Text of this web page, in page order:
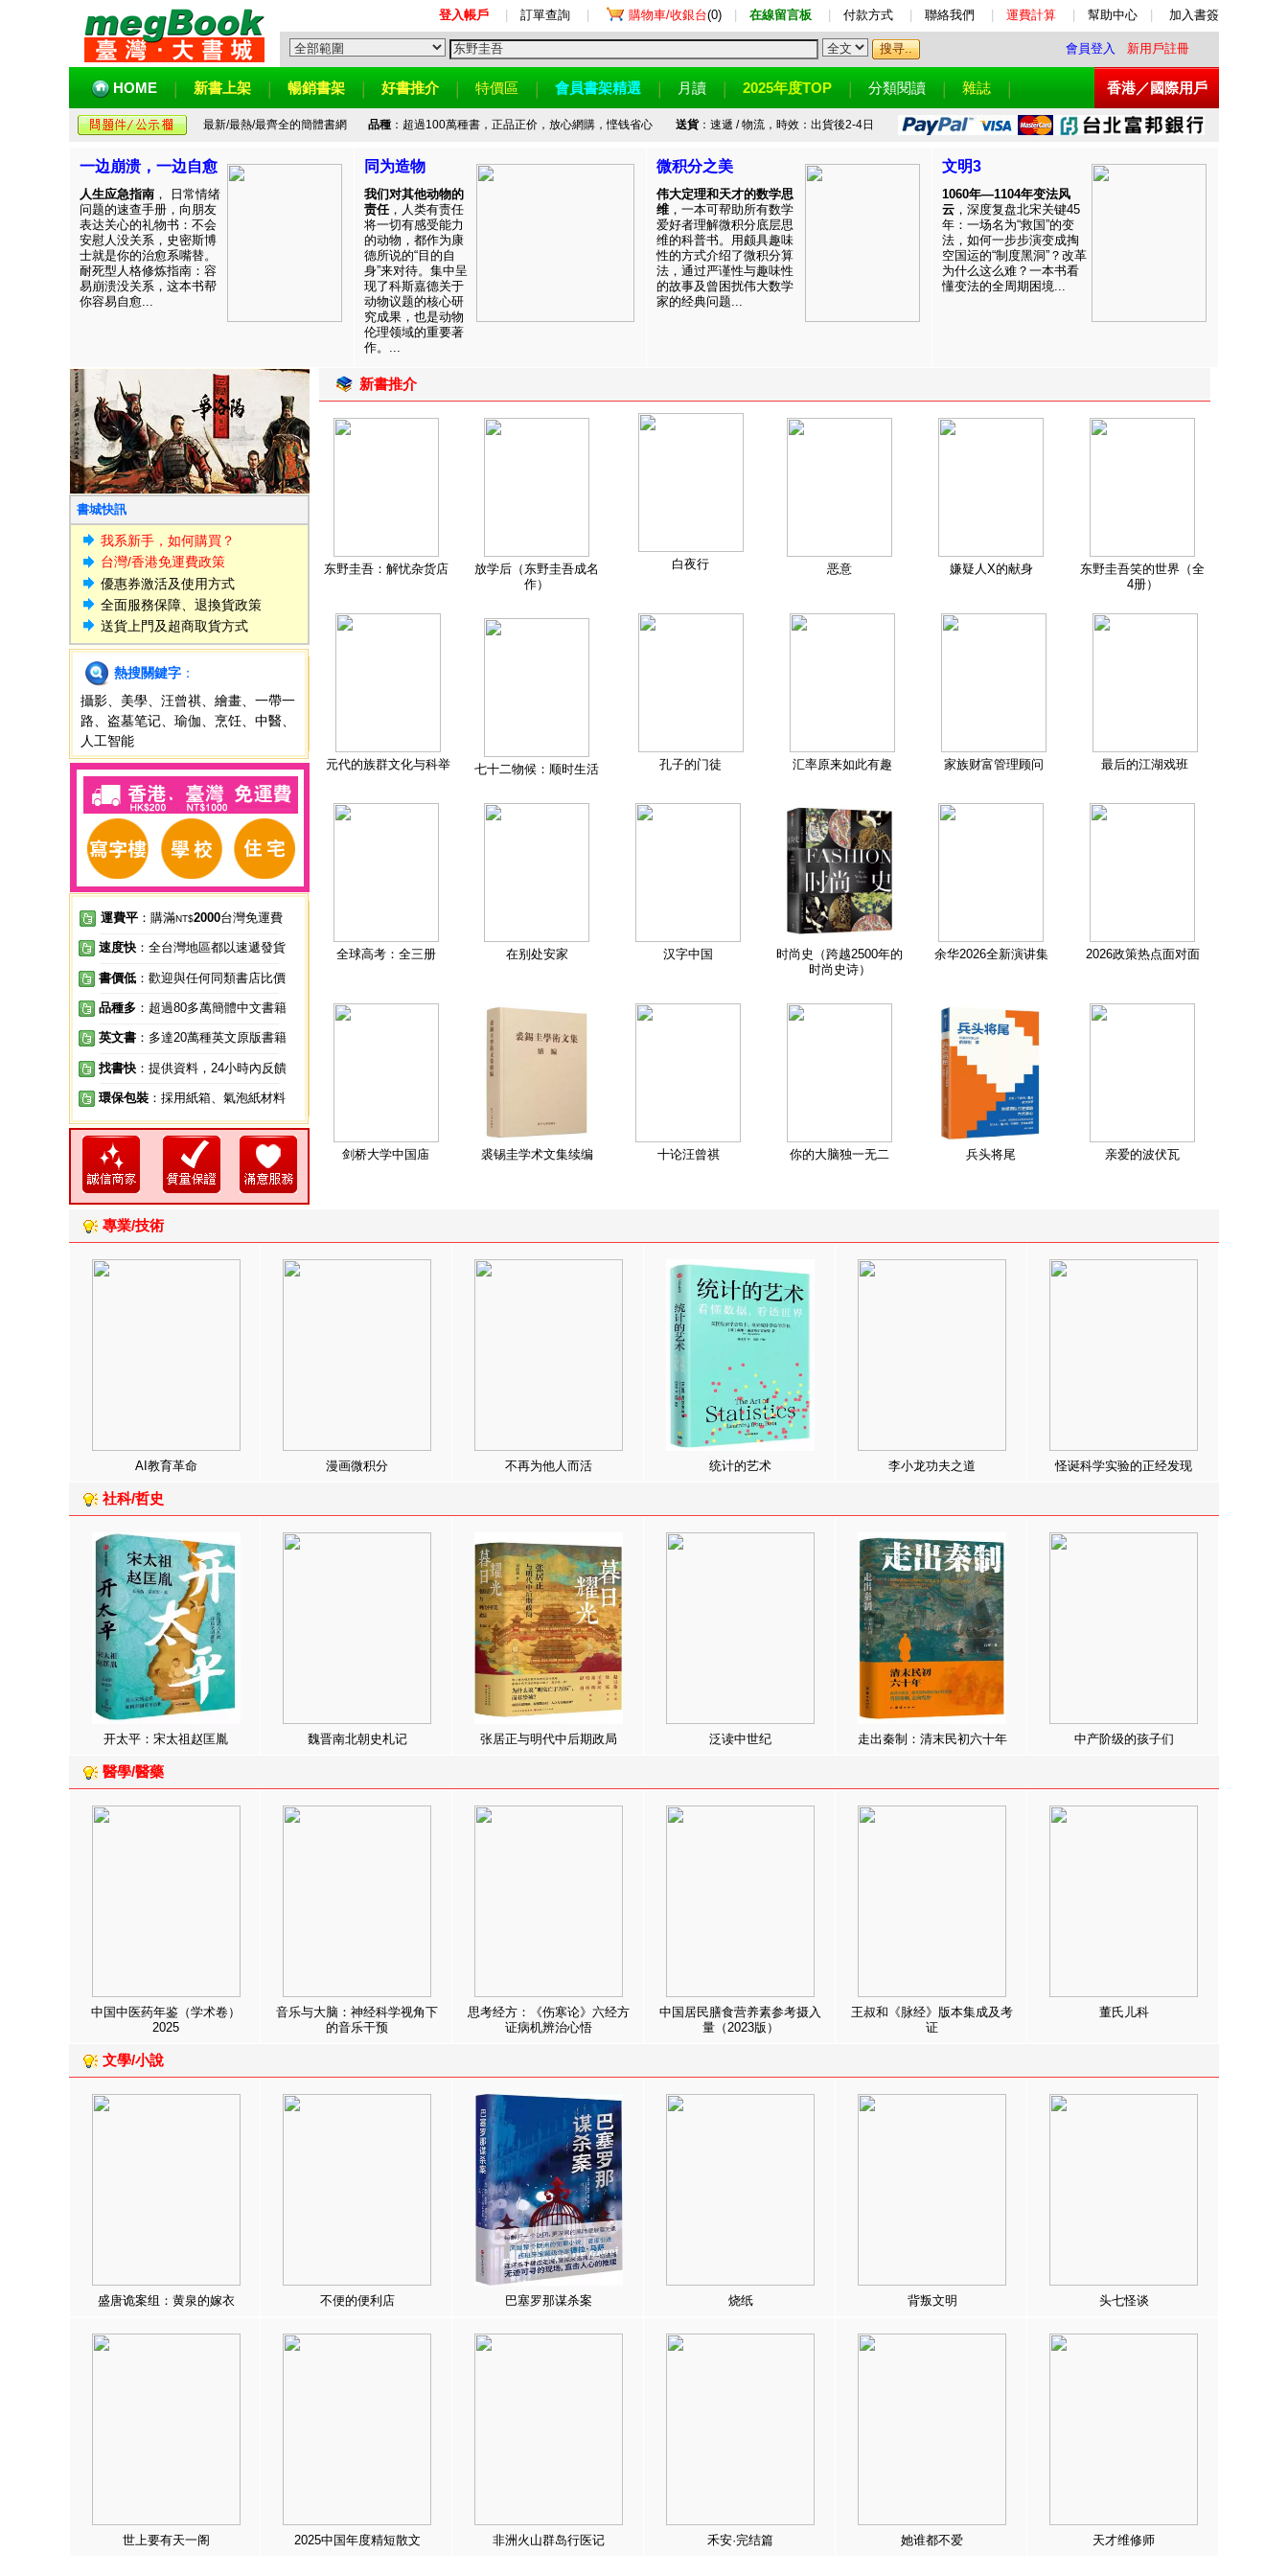
登入帳戶 訂單查詢 購物車/收銀台(0) 在線留言板 付款方式 聯絡我們 運費計算 幫助中心 加入書簽
會員登入 新用戶註冊
HOME 新書上架 暢銷書架 好書推介 特價區 會員書架精選 月讀 2025年度TOP 分類閱讀 雜誌 香港／國際用戶
最新/最熱/最齊全的簡體書網 品種：超過100萬種書，正品正价，放心網購，悭钱省心 送貨：速遞 / 物流，時效：出貨後2-4日
一边崩溃，一边自愈
人生应急指南 ， 日常情绪
问题的速查手册，向朋友
表达关心的礼物书：不会
安慰人没关系，史密斯博
士就是你的治愈系嘴替。
耐死型人格修炼指南：容
易崩溃没关系，这本书帮
你容易自愈...
同为造物
我们对其他动物的
责任，人类有责任
将一切有感受能力
的动物，都作为康
德所说的“目的自
身”来对待。集中呈
现了科斯嘉德关于
动物议题的核心研
究成果，也是动物
伦理领域的重要著
作。...
微积分之美
伟大定理和天才的数学思
维 ，一本可帮助所有数学
爱好者理解微积分底层思
维的科普书。用颇具趣味
性的方式介绍了微积分算
法，通过严谨性与趣味性
的故事及曾困扰伟大数学
家的经典问题...
文明3
1060年—1104年变法风
云 ，深度复盘北宋关键45
年：一场名为“救国”的变
法，如何一步步演变成掏
空国运的“制度黑洞”？改革
为什么这么难？一本书看
懂变法的全周期困境...
書城快訊
我系新手，如何購買？
台灣/香港免運費政策
優惠券激活及使用方式
全面服務保障、退換貨政策
送貨上門及超商取貨方式
熱搜關鍵字 ：
攝影
美學 汪曾祺 繪畫
一帶一
路
盗墓笔记 瑜伽 烹饪 中醫
人工智能
運費平 ：購滿NT$2000台灣免運費
速度快 ：全台灣地區都以速遞發貨
書價低 ：歡迎與任何同類書店比價
品種多 ：超過80多萬簡體中文書籍
英文書 ：多達20萬種英文原版書籍
找書快 ：提供資料，24小時內反饋
環保包裝 ：採用紙箱、氣泡紙材料
新書推介
东野圭吾：解忧杂货店
放学后（东野圭吾成名
作）
白夜行 恶意 嫌疑人X的献身
东野圭吾笑的世界（全
4册）
元代的族群文化与科举 七十二物候：顺时生活 孔子的门徒 汇率原来如此有趣 家族财富管理顾问 最后的江湖戏班
全球高考：全三册 在别处安家 汉字中国
时尚史（跨越2500年的
时尚史诗）
余华2026全新演讲集 2026政策热点面对面
剑桥大学中国庙 裘锡圭学术文集续编 十论汪曾祺 你的大脑独一无二 兵头将尾 亲爱的波伏瓦
專業/技術
AI教育革命 漫画微积分 不再为他人而活 统计的艺术 李小龙功夫之道 怪诞科学实验的正经发现
社科/哲史
开太平：宋太祖赵匡胤 魏晋南北朝史札记 张居正与明代中后期政局 泛读中世纪 走出秦制：清末民初六十年 中产阶级的孩子们
醫學/醫藥
中国中医药年鉴（学术卷）
2025
音乐与大脑：神经科学视角下
的音乐干预
思考经方：《伤寒论》六经方
证病机辨治心悟
中国居民膳食营养素参考摄入
量（2023版）
王叔和《脉经》版本集成及考
证
董氏儿科
文學/小說
盛唐诡案组：黄泉的嫁衣 不便的便利店 巴塞罗那谋杀案 烧纸 背叛文明 头七怪谈
世上要有天一阁 2025中国年度精短散文 非洲火山群岛行医记 禾安·完结篇 她谁都不爱 天才维修师